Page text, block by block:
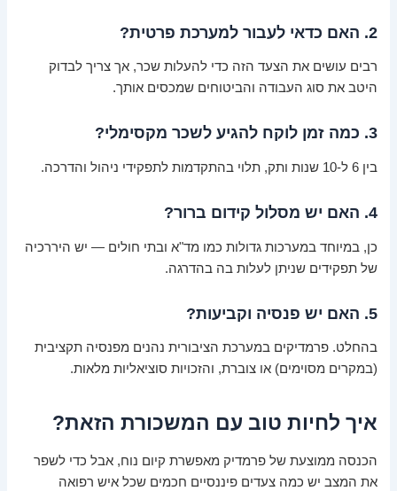
2. האם כדאי לעבור למערכת פרטית?
רבים עושים את הצעד הזה כדי להעלות שכר, אך צריך לבדוק
היטב את סוג העבודה והביטוחים שמכסים אותך.
3. כמה זמן לוקח להגיע לשכר מקסימלי?
בין 6 ל-10 שנות ותק, תלוי בהתקדמות לתפקידי ניהול והדרכה.
4. האם יש מסלול קידום ברור?
כן, במיוחד במערכות גדולות כמו מד"א ובתי חולים — יש היררכיה
של תפקידים שניתן לעלות בה בהדרגה.
5. האם יש פנסיה וקביעות?
בהחלט. פרמדיקים במערכת הציבורית נהנים מפנסיה תקציבית
(במקרים מסוימים) או צוברת, והזכויות סוציאליות מלאות.
איך לחיות טוב עם המשכורת הזאת?
הכנסה ממוצעת של פרמדיק מאפשרת קיום נוח, אבל כדי לשפר
את המצב יש כמה צעדים פיננסיים חכמים שכל איש רפואה